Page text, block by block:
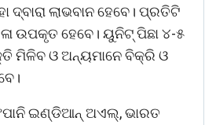
ଦ୍ବାରା ଲାଭବାନ ହେ‌ବେ। ପ୍ରତିଟି
ଉପକୃତ ହେବେ। ୟୁନିଟ୍ ପିଛା ୪-୫
ମିଳିବ ଓ ଅନ୍ୟମାନେ ବିକ୍ରି ଓ
ଇଣ୍ଡିଆନ୍ ଅଏଲ୍‌, ଭାରତ